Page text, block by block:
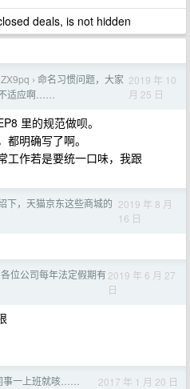
deals, is not hidden
› 命名习惯问题，大家
适应啊……
2019 年 10
月 25 日
里的规范做呗。
明确写了啊。
工作若是要统一口味，我跟
下，天猫京东这些商城的 2019 年 8 月
16 日
各位公司每年法定假期有2019 年 6 月 27
日
事一上班就咳…… 2017 年 1 月 20 日